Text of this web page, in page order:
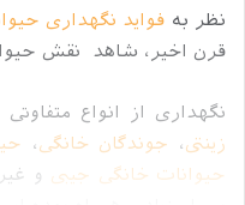
نظر به فواید نگهداری
قرن اخیر، شاهد نقش
نگهداری از انواع متفاوتی
زینتی، جوندگان خانگی،
حیوانات خانگی جیبی و